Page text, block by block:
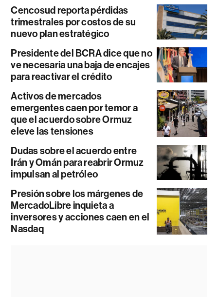
Cencosud reporta pérdidas
trimestrales por costos de su
nuevo plan estratégico
Presidente del BCRA dice que no
ve necesaria una baja de encajes
para reactivar el crédito
Activos de mercados
emergentes caen por temor a
que el acuerdo sobre Ormuz
eleve las tensiones
Dudas sobre el acuerdo entre
Irán y Omán para reabrir Ormuz
impulsan al petróleo
Presión sobre los márgenes de
MercadoLibre inquieta a
inversores y acciones caen en el
Nasdaq